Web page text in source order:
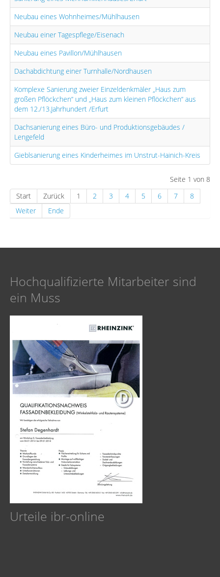
Neubau eines Wohnheimes/Mühlhausen
Neubau einer Tagespflege/Eisenach
Neubau eines Pavillon/Mühlhausen
Dachabdichtung einer Turnhalle/Nordhausen
Komplexe Sanierung zweier Einzeldenkmäler „Haus zum
großen Pflöckchen“ und „Haus zum kleinen Pflöckchen“ aus
dem 12./13.Jahrhundert /Erfurt
Dachsanierung eines Büro- und Produktionsgebäudes /
Lengefeld
Gieblsanierung eines Kinderheimes im Unstrut-Hainich-Kreis
Seite 1 von 8
Start
Zurück 1 2 3 4 5 6 7
8
Weiter
Ende
Hoch­qualifizierte Mitarbeiter sind
ein Muss
Urteile ibr-online